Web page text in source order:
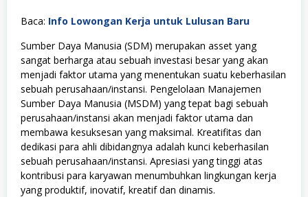
Baca: Info Lowongan Kerja untuk Lulusan Baru
Sumber Daya Manusia (SDM) merupakan asset yang
sangat berharga atau sebuah investasi besar yang akan
menjadi faktor utama yang menentukan suatu keberhasilan
sebuah perusahaan/instansi. Pengelolaan Manajemen
Sumber Daya Manusia (MSDM) yang tepat bagi sebuah
perusahaan/instansi akan menjadi faktor utama dan
membawa kesuksesan yang maksimal. Kreatifitas dan
dedikasi para ahli dibidangnya adalah kunci keberhasilan
sebuah perusahaan/instansi. Apresiasi yang tinggi atas
kontribusi para karyawan menumbuhkan lingkungan kerja
yang produktif, inovatif, kreatif dan dinamis.